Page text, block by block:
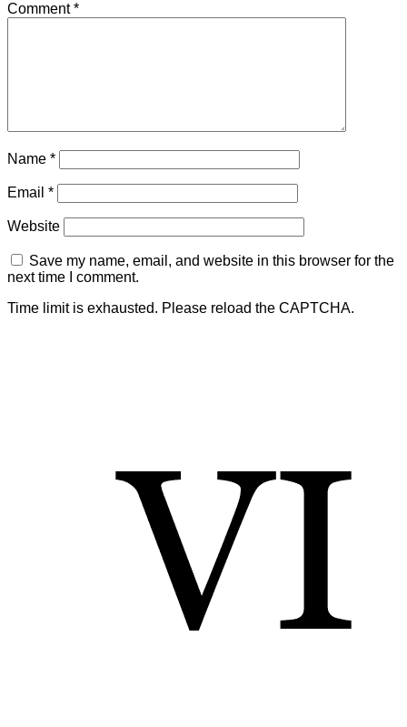
Comment*
Name *
Email *
Website
Save my name, email, and website in this browser for the
next time I comment.
Time limit is exhausted. Please reload the CAPTCHA.